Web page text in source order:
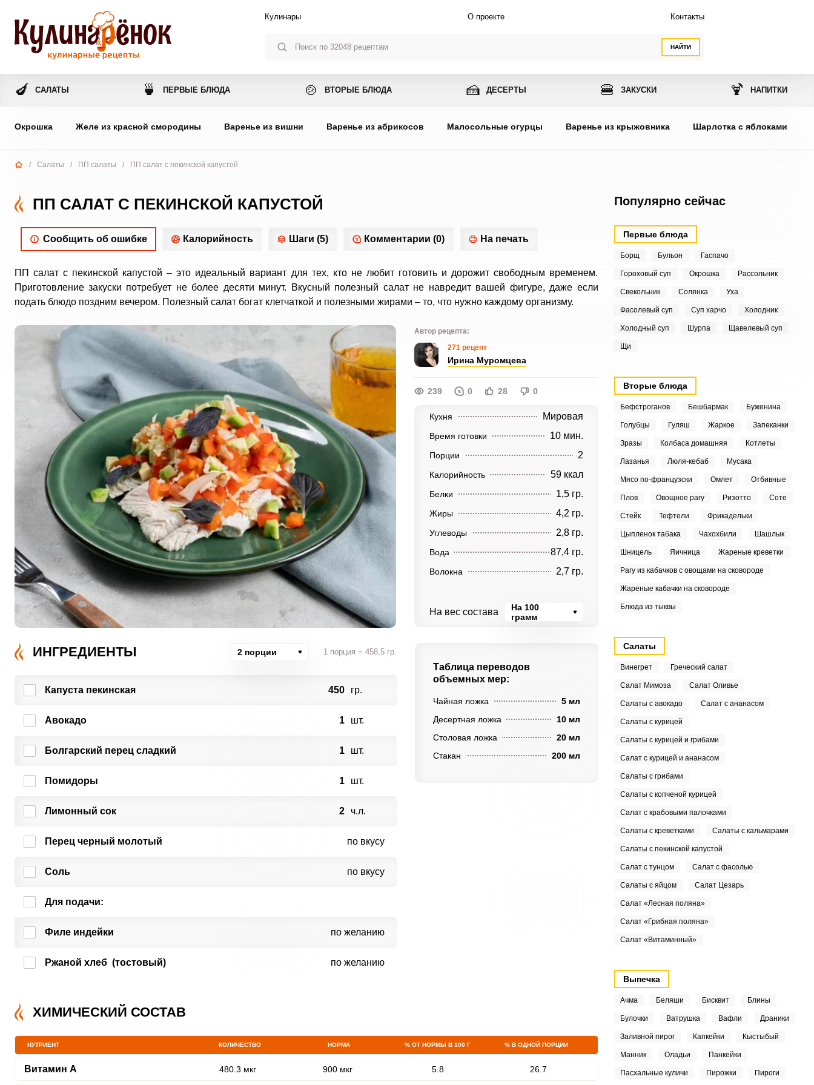
НАЙТИ
Кулинары О проекте Контакты
🍆 САЛАТЫ 🍵 ПЕРВЫЕ БЛЮДА 🍲 ВТОРЫЕ БЛЮДА 🍰 ДЕСЕРТЫ 🍔 ЗАКУСКИ 🍹 НАПИТКИ
Окрошка Желе из красной смородины Варенье из вишни Варенье из абрикосов Малосольные огурцы Варенье из крыжовника Шарлотка с яблоками
/ Салаты / ПП салаты / ПП салат с пекинской капустой
ПП САЛАТ С ПЕКИНСКОЙ КАПУСТОЙ
Сообщить об ошибке Калорийность Шаги (5) Комментарии (0) На печать
ПП салат с пекинской капустой – это идеальный вариант для тех, кто не любит готовить и дорожит свободным временем.
Приготовление закуски потребует не более десяти минут. Вкусный полезный салат не навредит вашей фигуре, даже если
подать блюдо поздним вечером. Полезный салат богат клетчаткой и полезными жирами – то, что нужно каждому организму.
Автор рецепта:
271 рецепт
Ирина Муромцева
239 0 28 0
Кухня Мировая
Время готовки 10 мин.
Порции 2
Калорийность 59 ккал
Белки 1,5 гр.
Жиры 4,2 гр.
Углеводы 2,8 гр.
Вода 87,4 гр.
Волокна 2,7 гр.
На вес состава
На 100
грамм
ИНГРЕДИЕНТЫ 2 порции 1 порция = 458,5 гр.
Капуста пекинская 450 гр.
Авокадо 1 шт.
Болгарский перец сладкий 1 шт.
Помидоры 1 шт.
Лимонный сок 2 ч.л.
Перец черный молотый по вкусу
Соль по вкусу
Для подачи:
Филе индейки по желанию
Ржаной хлеб (тостовый) по желанию
Таблица переводов
объемных мер:
Чайная ложка
5 мл
Десертная ложка
10 мл
Столовая ложка
20 мл
Стакан
200 мл
ХИМИЧЕСКИЙ СОСТАВ
НУТРИЕНТ КОЛИЧЕСТВО НОРМА % ОТ НОРМЫ В 100 Г % В ОДНОЙ ПОРЦИИ
Витамин A 480.3 мкг 900 мкг 5.8 26.7
Популярно сейчас
Первые блюда
Борщ Бульон Гаспачо
Гороховый суп Окрошка Рассольник
Свекольник Солянка Уха
Фасолевый суп Суп харчо Холодник
Холодный суп Шурпа Щавелевый суп
Щи
Вторые блюда
Бефстроганов Бешбармак Буженина
Голубцы Гуляш Жаркое Запеканки
Зразы Колбаса домашняя Котлеты
Лазанья Люля-кебаб Мусака
Мясо по-французски Омлет Отбивные
Плов Овощное рагу Ризотто Соте
Стейк Тефтели Фрикадельки
Цыпленок табака Чахохбили Шашлык
Шницель Яичница Жареные креветки
Рагу из кабачков с овощами на сковороде
Жареные кабачки на сковороде
Блюда из тыквы
Салаты
Винегрет Греческий салат
Салат Мимоза Салат Оливье
Салаты с авокадо Салат с ананасом
Салаты с курицей
Салаты с курицей и грибами
Салат с курицей и ананасом
Салаты с грибами
Салаты с копченой курицей
Салат с крабовыми палочками
Салаты с креветками Салаты с кальмарами
Салаты с пекинской капустой
Салат с тунцом Салат с фасолью
Салаты с яйцом Салат Цезарь
Салат «Лесная поляна»
Салат «Грибная поляна»
Салат «Витаминный»
Выпечка
Ачма Беляши Бисквит Блины
Булочки Ватрушка Вафли Драники
Заливной пирог Капкейки Кыстыбый
Манник Оладьи Панкейки
Пасхальные куличи Пирожки Пироги